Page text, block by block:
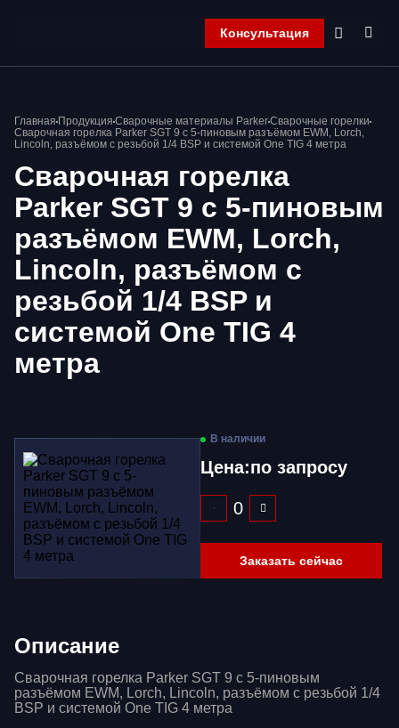
Консультация
Главная
Компания
Продукция
Контакты
Корзина
Главная Продукция Сварочные материалы ParkerСварочные горелки
Сварочная горелка Parker SGT 9 с 5-пиновым разъёмом EWM, Lorch,
Lincoln, разъёмом с резьбой 1/4 BSP и системой One TIG 4 метра
Сварочная горелка
Parker SGT 9 с 5-пиновым
разъёмом EWM, Lorch,
Lincoln, разъёмом с
резьбой 1/4 BSP и
системой One TIG 4
метра
В наличии
Цена:по запросу
Заказать сейчас
Описание
Сварочная горелка Parker SGT 9 с 5-пиновым
разъёмом EWM, Lorch, Lincoln, разъёмом с резьбой 1/4
BSP и системой One TIG 4 метра